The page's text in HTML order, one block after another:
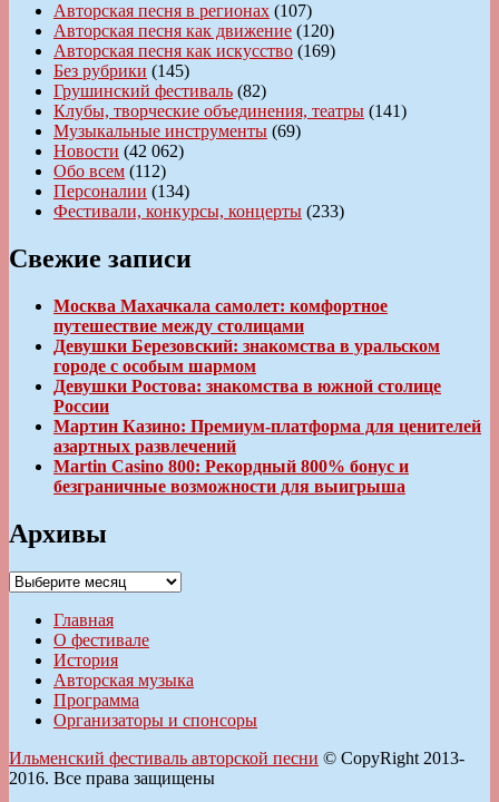
Авторская песня в регионах (107)
Авторская песня как движение (120)
Авторская песня как искусство (169)
Без рубрики (145)
Грушинский фестиваль (82)
Клубы, творческие объединения, театры (141)
Музыкальные инструменты (69)
Новости (42 062)
Обо всем (112)
Персоналии (134)
Фестивали, конкурсы, концерты (233)
Свежие записи
Москва Махачкала самолет: комфортное
путешествие между столицами
Девушки Березовский: знакомства в уральском
городе с особым шармом
Девушки Ростова: знакомства в южной столице
России
Мартин Казино: Премиум-платформа для ценителей
азартных развлечений
Martin Casino 800: Рекордный 800% бонус и
безграничные возможности для выигрыша
Архивы
Архивы
Главная
О фестивале
История
Авторская музыка
Программа
Организаторы и спонсоры
Ильменский фестиваль авторской песни © CopyRight 2013-
2016. Все права защищены